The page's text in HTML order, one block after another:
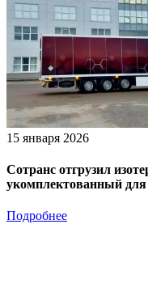
15 января 2026
Сотранс отгрузил
укомплектованный для
Подробнее